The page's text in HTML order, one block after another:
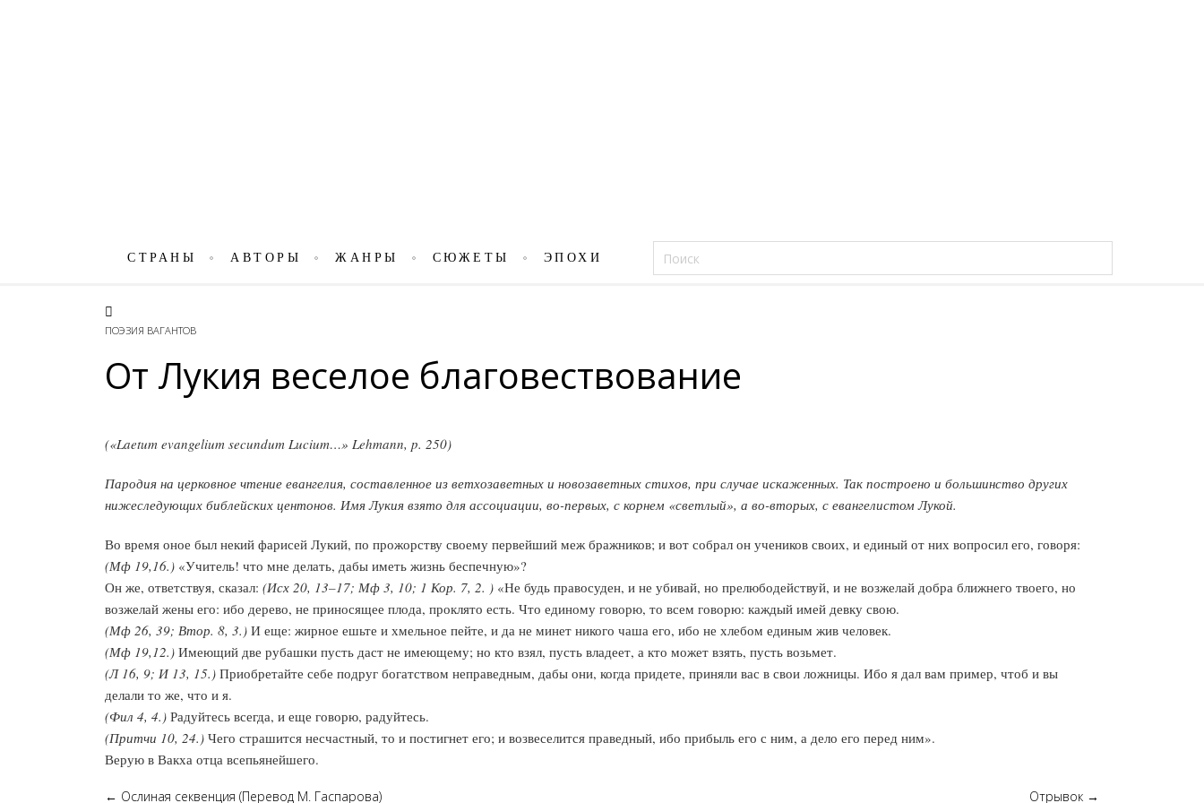
СТРАНЫ АВТОРЫ ЖАНРЫ СЮЖЕТЫ ЭПОХИ
ПОЭЗИЯ ВАГАНТОВ
От Лукия веселое благовествование
(«Laetum evangelium secundum Lucium…» Lehmann, p. 250)
Пародия на церковное чтение евангелия, составленное из ветхозаветных и новозаветных стихов, при случае искаженных. Так построено и большинство других
нижеследующих библейских центонов. Имя Лукия взято для ассоциации, во-первых, с корнем «светлый», а во-вторых, с евангелистом Лукой.
Во время оное был некий фарисей Лукий, по прожорству своему первейший меж бражников; и вот собрал он учеников своих, и единый от них вопросил его, говоря:
(Мф 19,16.) «Учитель! что мне делать, дабы иметь жизнь беспечную»?
Он же, ответствуя, сказал: (Исх 20, 13–17; Мф 3, 10; 1 Кор. 7, 2. ) «Не будь правосуден, и не убивай, но прелюбодействуй, и не возжелай добра ближнего твоего, но
возжелай жены его: ибо дерево, не приносящее плода, проклято есть. Что единому говорю, то всем говорю: каждый имей девку свою.
(Мф 26, 39; Втор. 8, 3.) И еще: жирное ешьте и хмельное пейте, и да не минет никого чаша его, ибо не хлебом единым жив человек.
(Мф 19,12.) Имеющий две рубашки пусть даст не имеющему; но кто взял, пусть владеет, а кто может взять, пусть возьмет.
(Л 16, 9; И 13, 15.) Приобретайте себе подруг богатством неправедным, дабы они, когда придете, приняли вас в свои ложницы. Ибо я дал вам пример, чтоб и вы
делали то же, что и я.
(Фил 4, 4.) Радуйтесь всегда, и еще говорю, радуйтесь.
(Притчи 10, 24.) Чего страшится несчастный, то и постигнет его; и возвеселится праведный, ибо прибыль его с ним, а дело его перед ним».
Верую в Вакха отца всепьянейшего.
← Ослиная секвенция (Перевод М. Гаспарова) Отрывок →